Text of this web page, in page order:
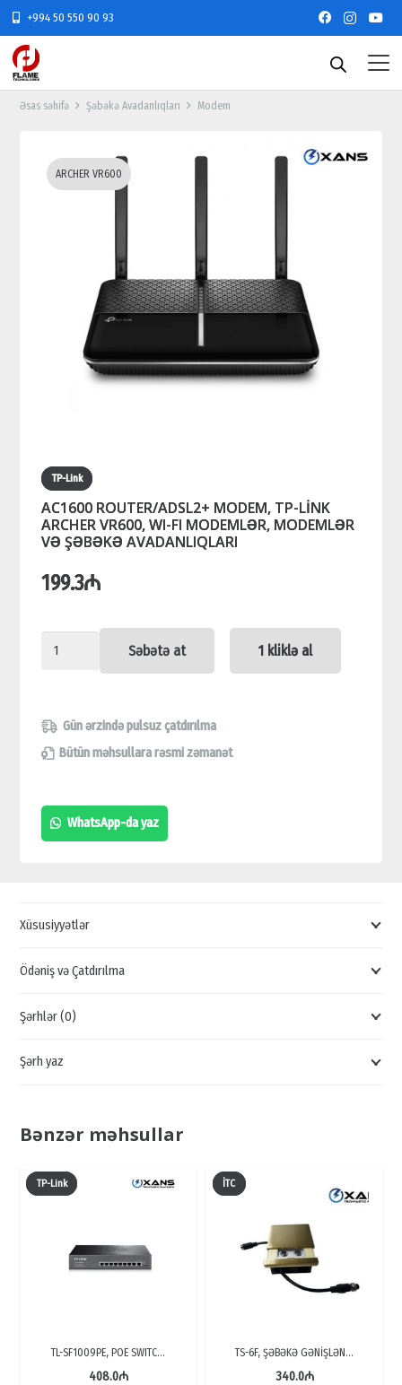
+994 50 550 90 93
Əsas səhifə Şəbəkə Avadanlıqları Modem
ARCHER VR600
TP-Link
AC1600 ROUTER/ADSL2+ MODEM, TP-LİNK
ARCHER VR600, WI-FI MODEMLƏR, MODEMLƏR
VƏ ŞƏBƏKƏ AVADANLIQLARI
199.3₼
AC1600
ROUTER/ADSL2+
TP-
LİNK
VR600,
WI-
ŞƏBƏKƏ
quantity
Səbətə at 1 kliklə al
Gün ərzində pulsuz çatdırılma
Bütün məhsullara rəsmi zəmanət
WhatsApp-da yaz
Xüsusiyyətlər
Ödəniş və Çatdırılma
Şərhlər (0)
Şərh yaz
Bənzər məhsullar
TP-Link
TL-SF1009PE, POE SWITC…
408.0₼
İTC
TS-6F, ŞƏBƏKƏ GƏNİŞLƏN…
340.0₼